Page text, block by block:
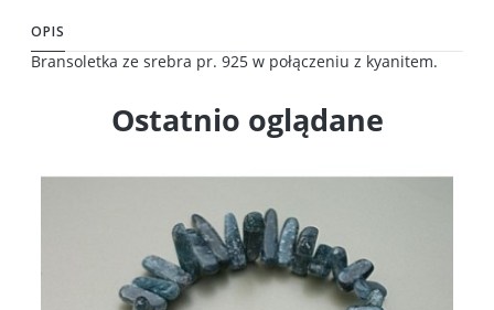
OPIS
Bransoletka ze srebra pr. 925 w połączeniu z kyanitem.
Ostatnio oglądane